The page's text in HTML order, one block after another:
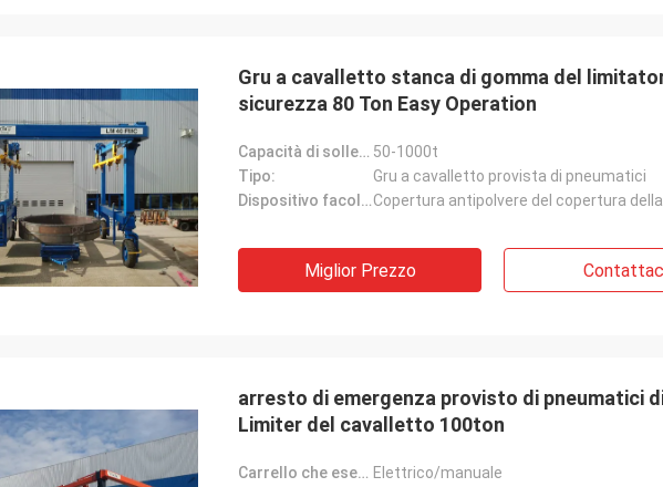
Gru a cavalletto stanca di gomma del
sicurezza 80 Ton Easy Operation
Capacità di sollevamento: 50-1000t
Tipo:
Gru a cavalletto provista di pneumatici
Dispositivo facoltativo:Copertura antipolvere del copertura
Miglior Prezzo
arresto di emergenza provisto di pneumatici
Limiter del cavalletto 100ton
Carrello che esegue tipo: Elettrico/manuale